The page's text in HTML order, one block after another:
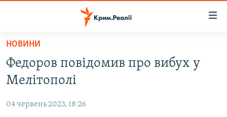
Перейти
основного
матеріалу
до
ВОДА.КРИМ
ПОЛІТИКА
НОВИНИ
Федоров повідомив про вибух у
Мелітополі
04 червень 2023, 18:26